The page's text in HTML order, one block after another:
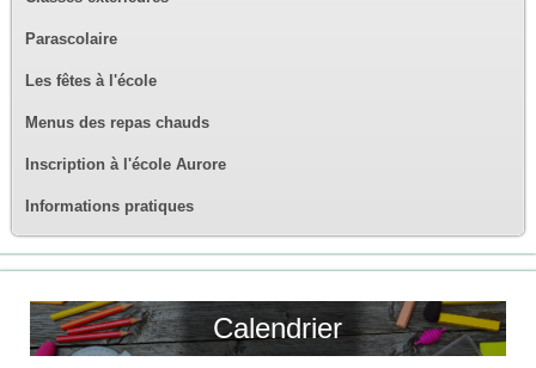
Parascolaire
Les fêtes à l'école
Menus des repas chauds
Inscription à l'école Aurore
Informations pratiques
Calendrier